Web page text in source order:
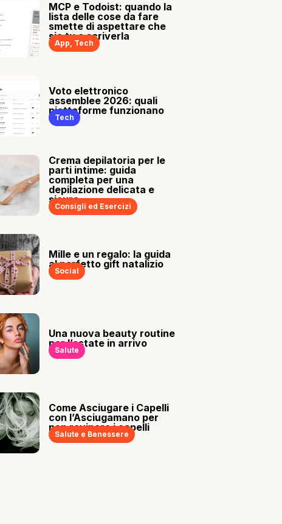
MCP e Todoist: quando la
lista delle cose da fare
smette di aspettare che
sia tu a scriverla
App, Tech
Voto elettronico
assemblee 2026: quali
piattaforme funzionano
Tech
Crema depilatoria per le
parti intime: guida
completa per una
depilazione delicata e
sicura
Consigli ed Esercizi
Mille e un regalo: la guida
al perfetto gift natalizio
Social
Una nuova beauty routine
per l’estate in arrivo
Salute
Come Asciugare i Capelli
con l’Asciugamano per
non rovinare i capelli
Salute e Benessere